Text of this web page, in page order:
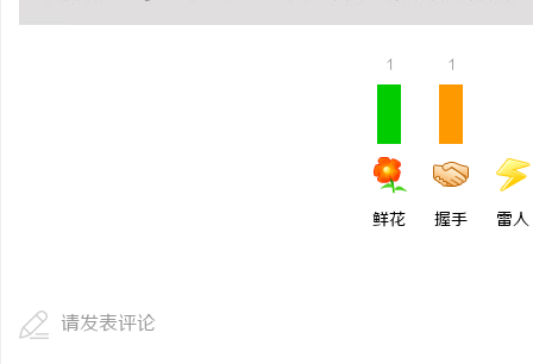
1
鲜花
1
握手 雷人
请发表评论